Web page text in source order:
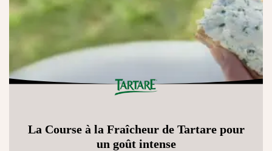
La Course à la Fraîcheur de Tartare pour
un goût intense